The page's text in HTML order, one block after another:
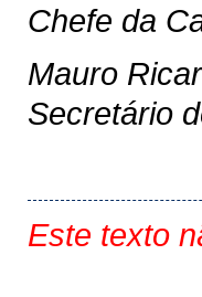
Chefe da
Mauro
Secretário
Este texto